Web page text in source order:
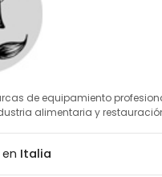
de equipamiento
alimentaria y
Italia